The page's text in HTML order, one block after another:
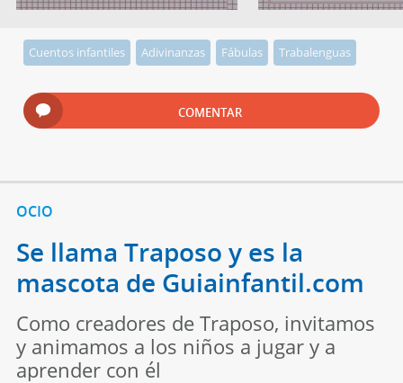
Cuentos infantiles Adivinanzas Fábulas Trabalenguas
COMENTAR
OCIO
Se llama Traposo y es la
mascota de Guiainfantil.com
Como creadores de Traposo, invitamos
y animamos a los niños a jugar y a
aprender con él